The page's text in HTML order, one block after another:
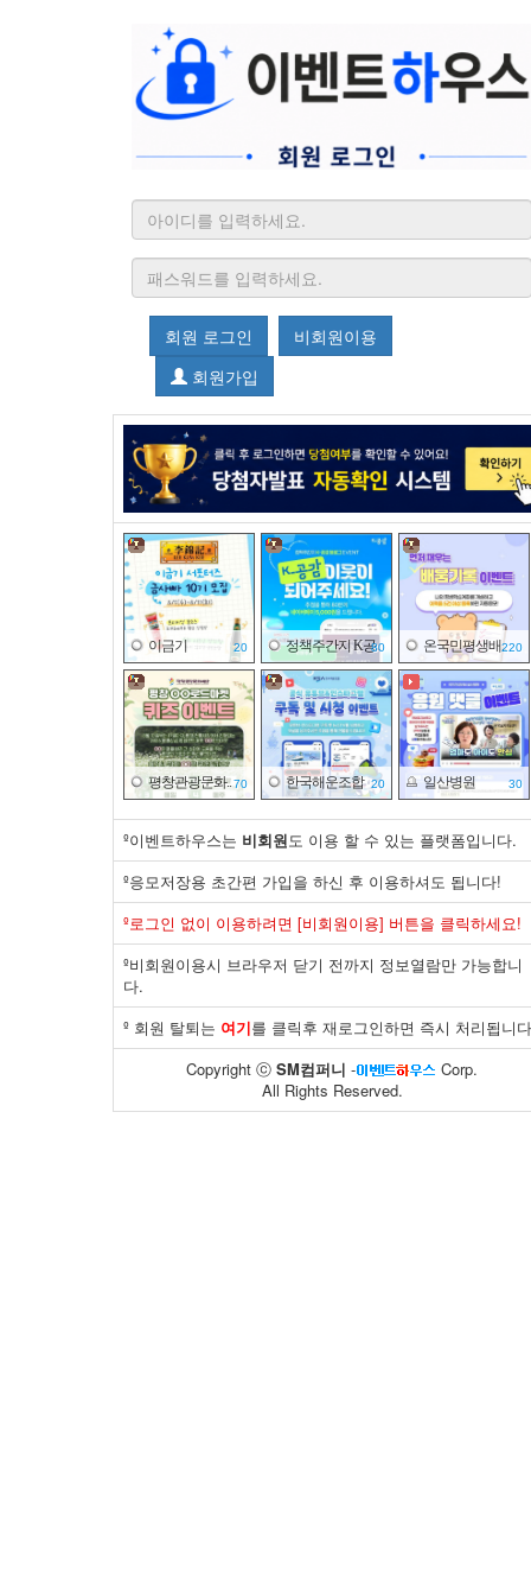
회원 로그인
비회원이용
회원가입
이금기 20 정책주간지 K공..80 온국민평생배..220
평창관광문화..70 한국해운조합 20 일산병원 30
한국산업은행 20 풀무원 59 대한상공회의..20
º이벤트하우스는 비회원도 이용 할 수 있는 플랫폼입니다.
º응모저장용 초간편 가입을 하신 후 이용하셔도 됩니다!
º로그인 없이 이용하려면 [비회원이용] 버튼을 클릭하세요!
º비회원이용시 브라우저 닫기 전까지 정보열람만 가능합니
다.
º 회원 탈퇴는 여기를 클릭후 재로그인하면 즉시 처리됩니
Copyright ⓒ SM컴퍼니 -
Corp.
All Rights Reserved.